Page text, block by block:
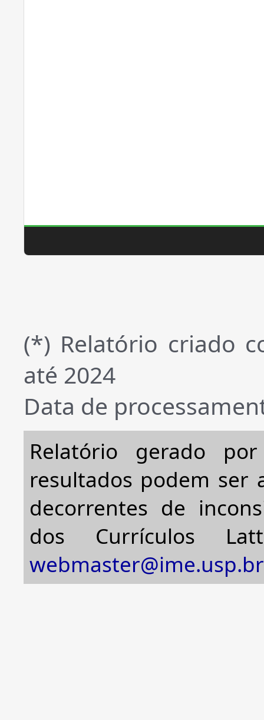
(*) Relatório criado
até 2024
Data de
Relatório gerado
resultados podem ser
decorrentes de
dos Currículos
webmaster@ime.usp.br